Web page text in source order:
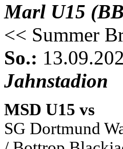
Marl U15
<< Summer
So.:
Jahnstadion
MSD U15 vs
SG Dortmund